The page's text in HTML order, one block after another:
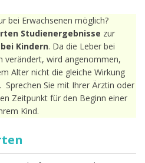
bei Erwachsenen möglich?
Studienergebnisse zur
bei Kindern. Da die Leber bei
verändert, wird angenommen,
Alter nicht die gleiche Wirkung
Sprechen Sie mit Ihrer Ärztin oder
Zeitpunkt für den Beginn einer
Kind.